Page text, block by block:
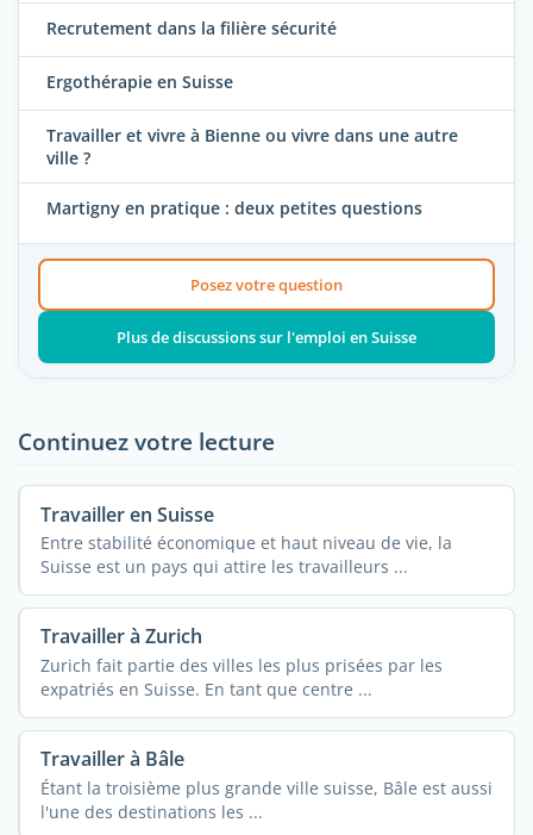
Recrutement dans la filière sécurité
Ergothérapie en Suisse
Travailler et vivre à Bienne ou vivre dans une autre
ville ?
Martigny en pratique : deux petites questions
Posez votre question
Plus de discussions sur l'emploi en Suisse
Continuez votre lecture
Travailler en Suisse
Entre stabilité économique et haut niveau de vie, la
Suisse est un pays qui attire les travailleurs ...
Travailler à Zurich
Zurich fait partie des villes les plus prisées par les
expatriés en Suisse. En tant que centre ...
Travailler à Bâle
Étant la troisième plus grande ville suisse, Bâle est aussi
l'une des destinations les ...